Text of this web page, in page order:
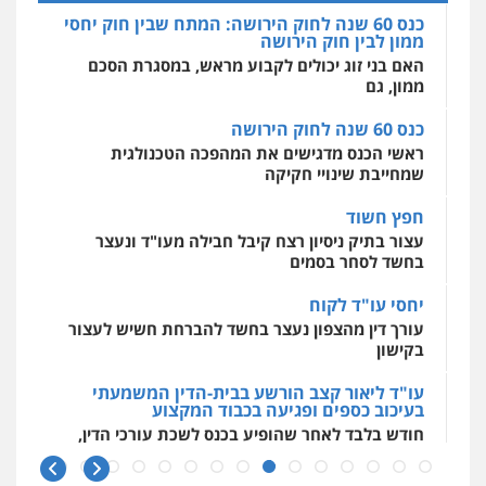
אחסון אתרים
מהירות הגנה גיבוי תמיכה שירותים
מקצועיים לעורכי דין
מרכז התחלה חדשה
אסירים עבירות מין שירותים מקצועיים
לעורכי דין
כנס 60 שנה לחוק הירושה: המתח שבין חוק יחסי
ממון לבין חוק הירושה
האם בני זוג יכולים לקבוע מראש, במסגרת הסכם
ממון, גם
כנס 60 שנה לחוק הירושה
ראשי הכנס מדגישים את המהפכה הטכנולגית
שמחייבת שינויי חקיקה
חפץ חשוד
עצור בתיק ניסיון רצח קיבל חבילה מעו"ד ונעצר
בחשד לסחר בסמים
יחסי עו"ד לקוח
עורך דין מהצפון נעצר בחשד להברחת חשיש לעצור
בקישון
עו"ד ליאור קצב הורשע בבית-הדין המשמעתי
בעיכוב כספים ופגיעה בכבוד המקצוע
חודש בלבד לאחר שהופיע בכנס לשכת עורכי הדין,
קצב הורשע